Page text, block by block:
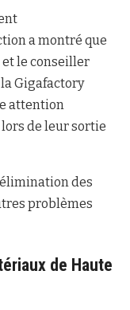
a montré que
et le conseiller
Gigafactory
attention
de leur sortie
des
problèmes
de Haute